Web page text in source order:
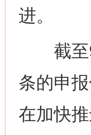
进。
截至9
条的申
在加快